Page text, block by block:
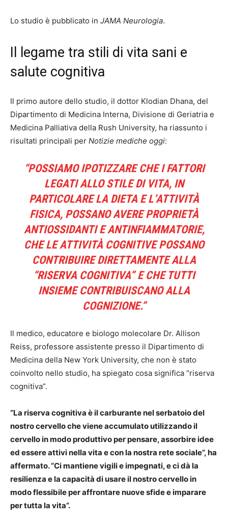
Lo studio è pubblicato in JAMA Neurologia.
Il legame tra stili di vita sani e
salute cognitiva
Il primo autore dello studio, il dottor Klodian Dhana, del
Dipartimento di Medicina Interna, Divisione di Geriatria e
Medicina Palliativa della Rush University, ha riassunto i
risultati principali per Notizie mediche oggi:
“POSSIAMO IPOTIZZARE CHE I FATTORI
LEGATI ALLO STILE DI VITA, IN
PARTICOLARE LA DIETA E L’ATTIVITÀ
FISICA, POSSANO AVERE PROPRIETÀ
ANTIOSSIDANTI E ANTINFIAMMATORIE,
CHE LE ATTIVITÀ COGNITIVE POSSANO
CONTRIBUIRE DIRETTAMENTE ALLA
“RISERVA COGNITIVA” E CHE TUTTI
INSIEME CONTRIBUISCANO ALLA
COGNIZIONE.”
Il medico, educatore e biologo molecolare Dr. Allison
Reiss, professore assistente presso il Dipartimento di
Medicina della New York University, che non è stato
coinvolto nello studio, ha spiegato cosa significa “riserva
cognitiva”.
“La riserva cognitiva è il carburante nel serbatoio del
nostro cervello che viene accumulato utilizzando il
cervello in modo produttivo per pensare, assorbire idee
ed essere attivi nella vita e con la nostra rete sociale”, ha
affermato. “Ci mantiene vigili e impegnati, e ci dà la
resilienza e la capacità di usare il nostro cervello in
modo flessibile per affrontare nuove sfide e imparare
per tutta la vita”.